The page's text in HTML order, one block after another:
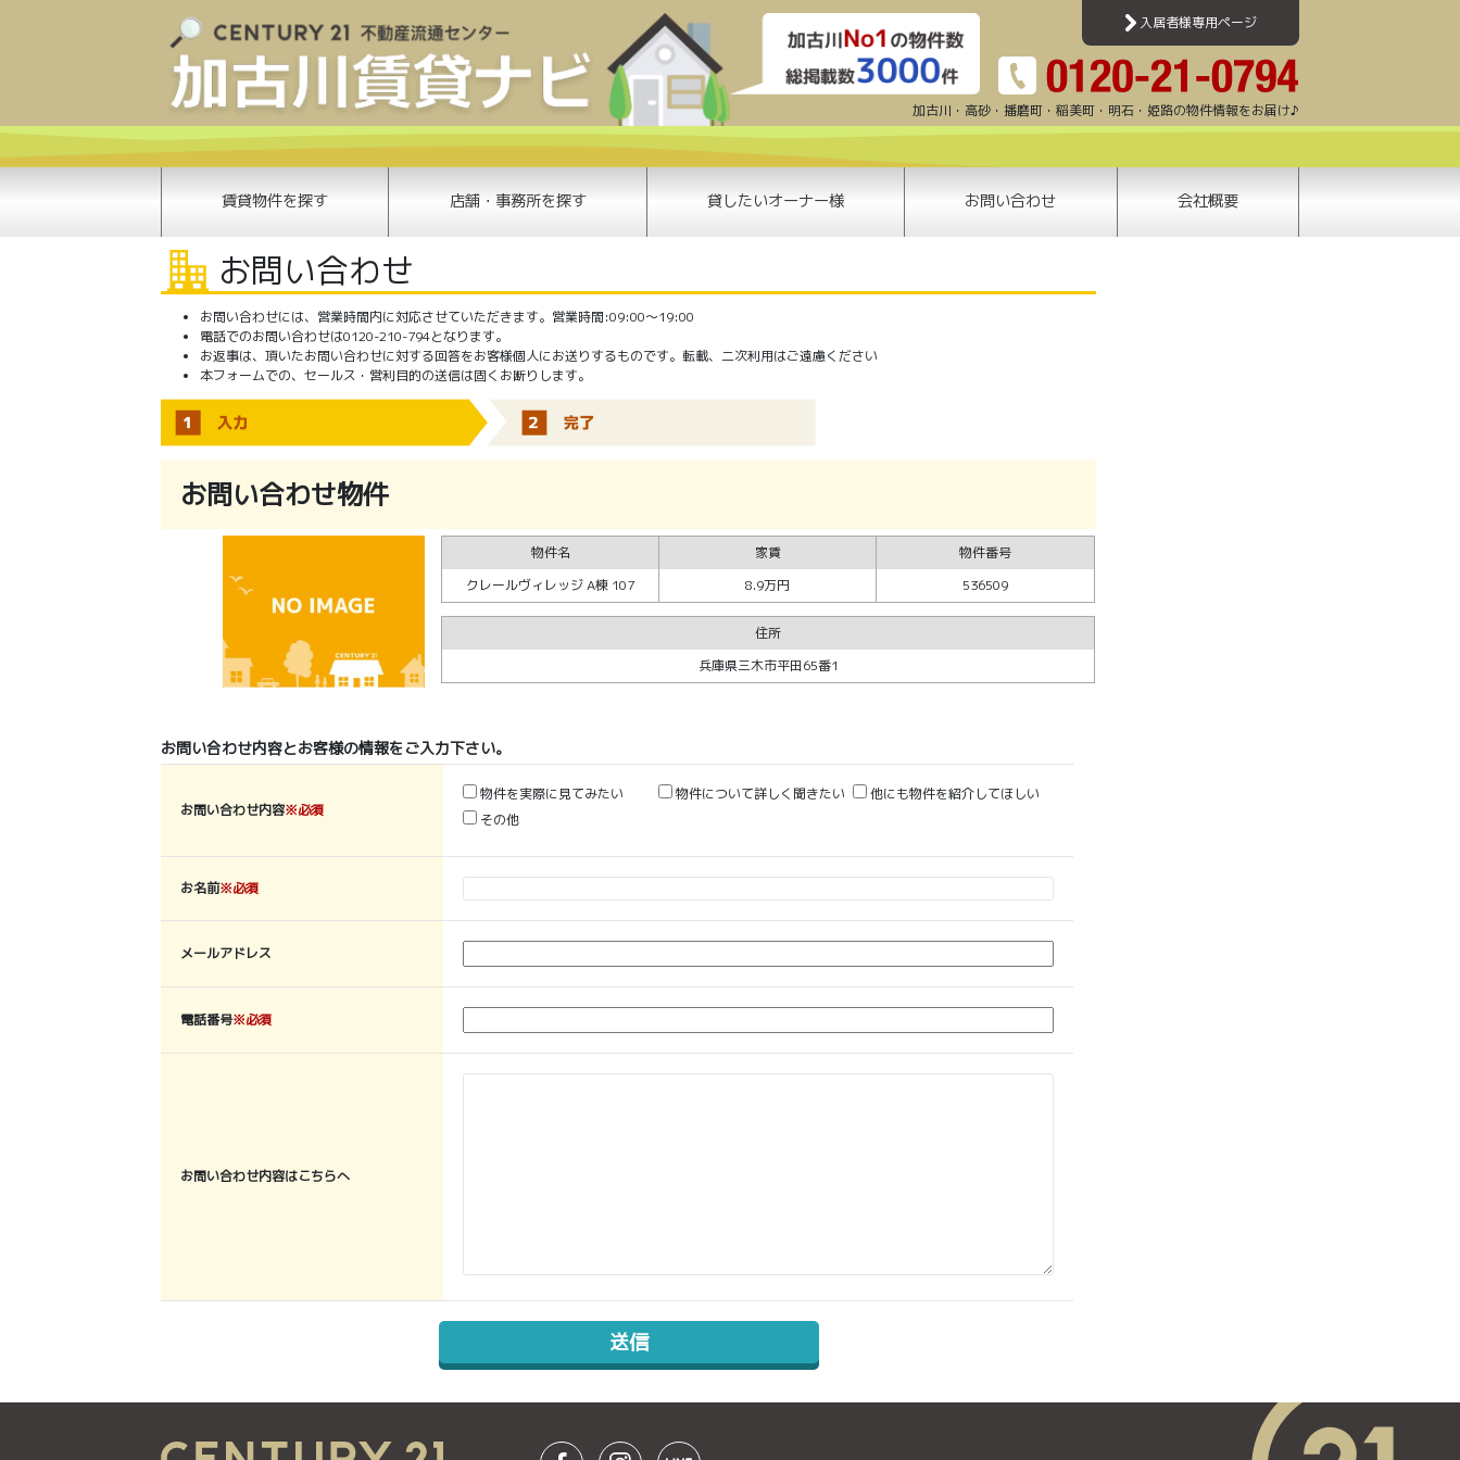
賃貸問い合わせ | 加古川賃貸ナビ | 加古川・高砂・姫路・明石エリアのアパート・マンション・賃貸一戸建て・テナント情報
入居者様専用ページ
加古川・高砂・播磨町・稲美町・明石・姫路の物件情報をお届け♪
賃貸物件を探す 店舗・事務所を探す 貸したいオーナー様 お問い合わせ 会社概要
お問い合わせ
お問い合わせには、営業時間内に対応させていただきます。営業時間:09:00〜19:00
電話でのお問い合わせは0120-210-794となります。
お返事は、頂いたお問い合わせに対する回答をお客様個人にお送りするものです。転載、二次利用はご遠慮ください
本フォームでの、セールス・営利目的の送信は固くお断りします。
お問い合わせ物件
物件名 家賃
物件番号
クレールヴィレッジ A棟 107
8.9万円 536509
住所
兵庫県三木市平田65番1
お問い合わせ内容とお客様の情報をご入力下さい。
お問い合わせ内容※必須
物件を実際に見てみたい 物件について詳しく聞きたい
他にも物件を紹介してほしい
その他
お名前※必須
メールアドレス
電話番号※必須
お問い合わせ内容はこちらへ